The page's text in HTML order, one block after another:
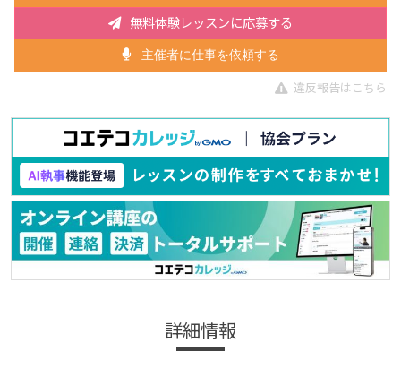
無料体験レッスンに応募する
主催者に仕事を依頼する
違反報告はこちら
詳細情報